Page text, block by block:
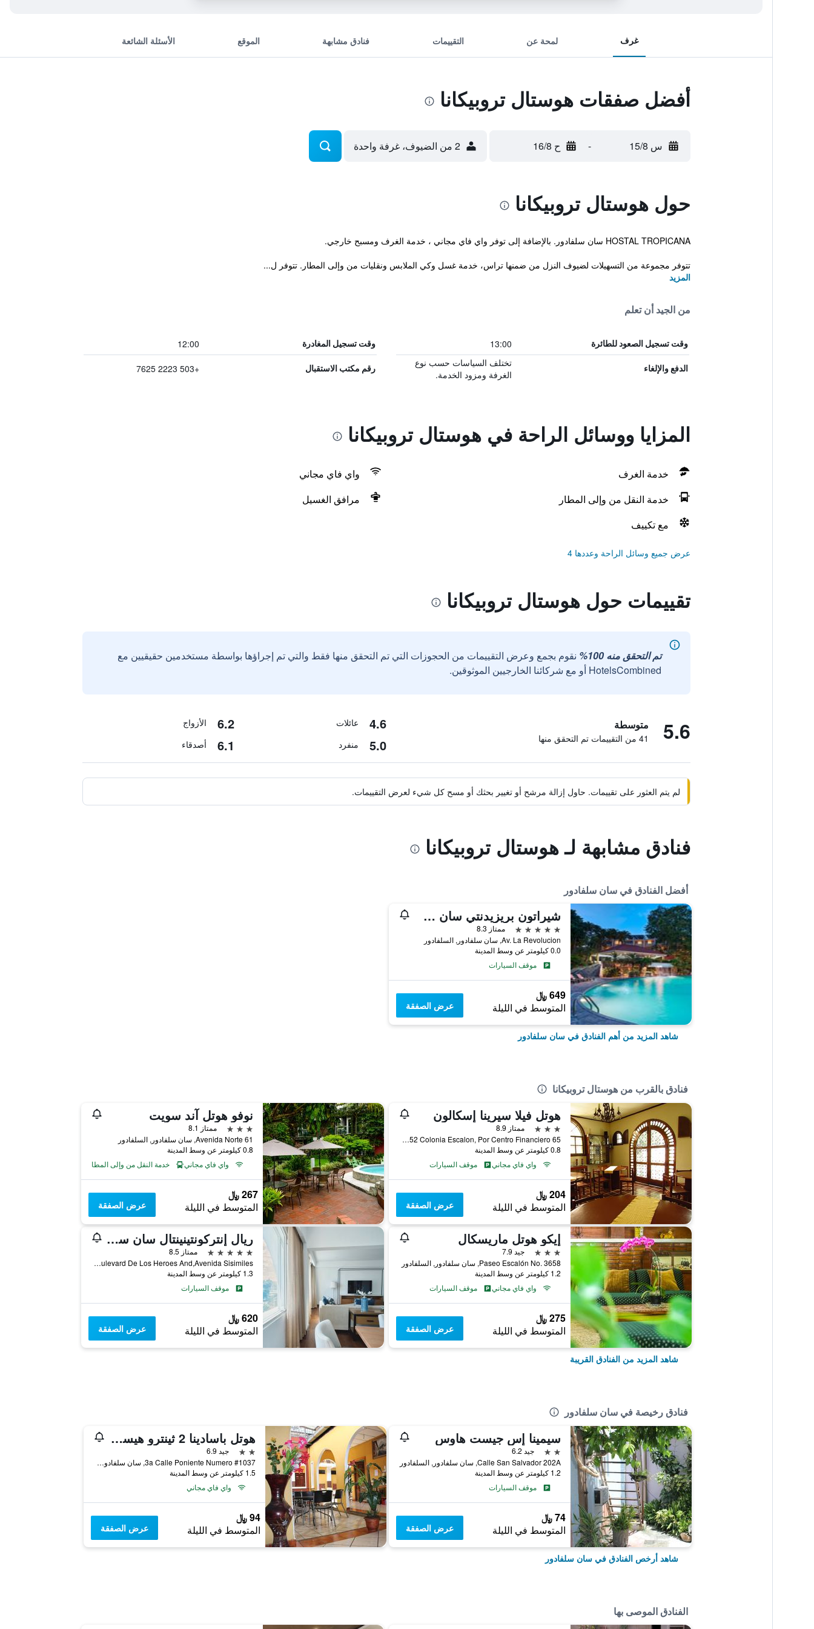
غرف لمحة عن التقييمات فنادق مشابهة الموقع الأسئلة الشائعة
أفضل صفقات هوستال تروبيكانا
س 15/8 - ح 16/8 2 من الضيوف، غرفة واحدة
حول هوستال تروبيكانا
HOSTAL TROPICANA سان سلفادور. بالإضافة إلى توفر واي فاي مجاني ، خدمة الغرف ومسبح خارجي.
تتوفر مجموعة من التسهيلات لضيوف النزل من ضمنها تراس، خدمة غسل وكي الملابس ونقليات من وإلى المطار. تتوفر ل...
المزيد
من الجيد أن تعلم
وقت تسجيل الصعود للطائرة 13:00 وقت تسجيل المغادرة 12:00
الدفع والإلغاء
تختلف السياسات حسب نوع
الغرفة ومزود الخدمة.
رقم مكتب الاستقبال +503 2223 7625
المزايا ووسائل الراحة في هوستال تروبيكانا
خدمة الغرف
واي فاي مجاني
خدمة النقل من وإلى المطار
مرافق الغسيل
مع تكييف
عرض جميع وسائل الراحة وعددها 4
تقييمات حول هوستال تروبيكانا
تم التحقق منه 100%
نقوم بجمع وعرض التقييمات من الحجوزات التي تم التحقق منها فقط والتي تم إجراؤها بواسطة مستخدمين حقيقيين مع
HotelsCombined أو مع شركائنا الخارجيين الموثوقين.
5.6 متوسطة
41 من التقييمات تم التحقق منها
4.6 عائلات 6.2 الأزواج
5.0 منفرد 6.1 أصدقاء
لم يتم العثور على تقييمات. حاول إزالة مرشح أو تغيير بحثك أو مسح كل شيء لعرض التقييمات.
فنادق مشابهة لـ هوستال تروبيكانا
أفضل الفنادق في سان سلفادور
شيراتون بريزيدنتي سان سلفادور هوتل
5 نجوم
ممتاز 8.3
Av. La Revolucion, سان سلفادور, السلفادور
0.0 كيلومتر عن وسط المدينة
موقف السيارات
649 ﷼
المتوسط في الليلة عرض الصفقة
شاهد المزيد من أهم الفنادق في سان سلفادور
فنادق بالقرب من هوستال تروبيكانا
هوتل فيلا سيرينا إسكالون
3 نجوم
ممتاز 8.9
65 Av. Norte#152 Colonia Escalon, Por Centro Financiero, سان سلفادور, السلفادور
0.8 كيلومتر عن وسط المدينة
واي فاي مجاني
موقف السيارات
204 ﷼
المتوسط في الليلة عرض الصفقة
نوفو هوتل آند سويت
3 نجوم
ممتاز 8.1
61 Avenida Norte, سان سلفادور, السلفادور
0.8 كيلومتر عن وسط المدينة
واي فاي مجاني
خدمة النقل من وإلى المطار
267 ﷼
المتوسط في الليلة عرض الصفقة
إيكو هوتل ماريسكال
3 نجوم
جيد 7.9
Paseo Escalón No. 3658, سان سلفادور, السلفادور
1.2 كيلومتر عن وسط المدينة
واي فاي مجاني
موقف السيارات
275 ﷼
المتوسط في الليلة عرض الصفقة
ريال إنتركونتينينتال سان سالفادور آت ميتروسينترو مول باي آيتش جي
5 نجوم
ممتاز 8.5
Boulevard De Los Heroes And,Avenida Sisimiles, سان سلفادور, السلفادور
1.3 كيلومتر عن وسط المدينة
موقف السيارات
620 ﷼
المتوسط في الليلة عرض الصفقة
شاهد المزيد من الفنادق القريبة
فنادق رخيصة في سان سلفادور
سيمينا إس جيست هاوس
2 نجمتين
جيد 6.2
Calle San Salvador 202A, سان سلفادور, السلفادور
1.2 كيلومتر عن وسط المدينة
موقف السيارات
74 ﷼
المتوسط في الليلة عرض الصفقة
هوتل باسادينا 2 ثينترو هيستوريكو
2 نجمتين
جيد 6.9
3a Calle Poniente Numero #1037, سان سلفادور, السلفادور
1.5 كيلومتر عن وسط المدينة
واي فاي مجاني
94 ﷼
المتوسط في الليلة عرض الصفقة
شاهد أرخص الفنادق في سان سلفادور
الفنادق الموصى بها